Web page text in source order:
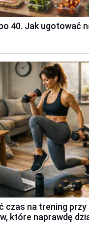
40. Jak ugotować
czas na trening
które naprawdę